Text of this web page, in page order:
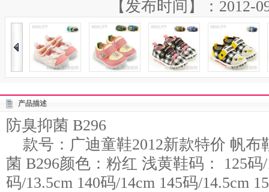
【发布时间】：2012-
产品描述
防臭抑菌 B296
款号：广迪童鞋2012新款特价 帆布
菌 B296颜色：粉红 浅黄鞋码： 125码/
码/13.5cm 140码/14cm 145码/14.5cm